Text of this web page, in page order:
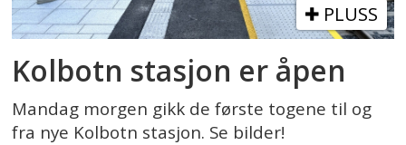
PLUSS
Kolbotn stasjon er åpen
Mandag morgen gikk de første togene til og
fra nye Kolbotn stasjon. Se bilder!